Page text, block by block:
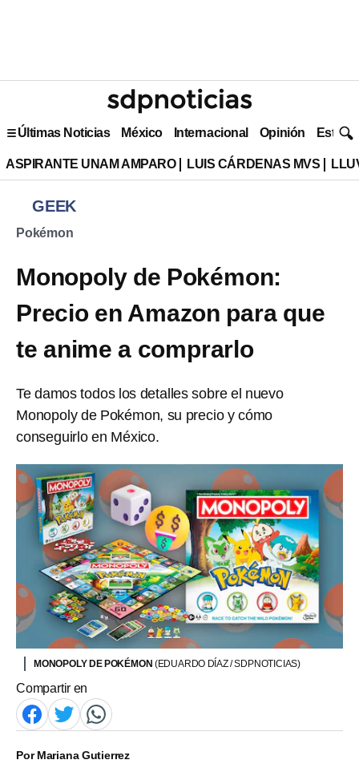
Últimas Noticias México Internacional Opinión Estilo
ASPIRANTE UNAM AMPARO LUIS CÁRDENAS MVS
GEEK
Pokémon
Monopoly de Pokémon:
Precio en Amazon para que
te anime a comprarlo
Te damos todos los detalles sobre el nuevo
Monopoly de Pokémon, su precio y cómo
conseguirlo en México.
MONOPOLY DE POKÉMON (EDUARDO DÍAZ / SDPNOTICIAS)
Compartir en
PorMariana Gutierrez